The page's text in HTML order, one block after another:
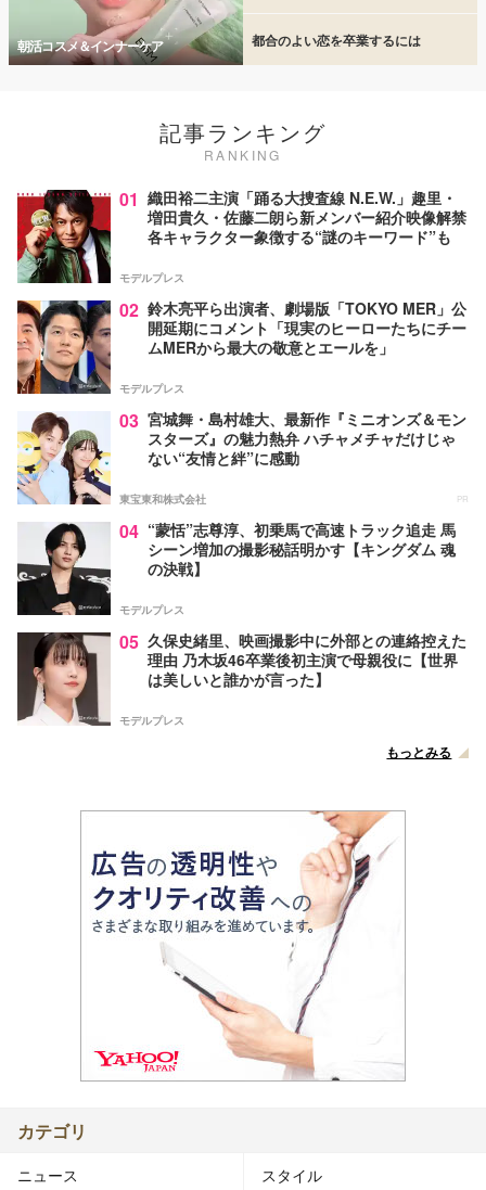
朝活コスメ＆インナーケア 都合のよい恋を卒業するには
記事ランキング
RANKING
01 織田裕二主演「踊る大捜査線 N.E.W.」趣里・
増田貴久・佐藤二朗ら新メンバー紹介映像解禁
各キャラクター象徴する“謎のキーワード”も
モデルプレス
02 鈴木亮平ら出演者、劇場版「TOKYO MER」公
開延期にコメント「現実のヒーローたちにチー
ムMERから最大の敬意とエールを」
モデルプレス
03 宮城舞・島村雄大、最新作『ミニオンズ＆モン
スターズ』の魅力熱弁 ハチャメチャだけじゃ
ない“友情と絆”に感動
東宝東和株式会社 PR
04 “蒙恬”志尊淳、初乗馬で高速トラック追走 馬
シーン増加の撮影秘話明かす【キングダム 魂
の決戦】
モデルプレス
05 久保史緒里、映画撮影中に外部との連絡控えた
理由 乃木坂46卒業後初主演で母親役に【世界
は美しいと誰かが言った】
モデルプレス
もっとみる
カテゴリ
ニュース スタイル